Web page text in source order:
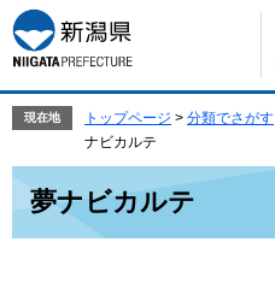
ー
ジ
の
で
す。
ニ
ュ
ー
ば
本
現在地 トップページ > 分類でさがす
ナビカルテ
夢ナビカルテ